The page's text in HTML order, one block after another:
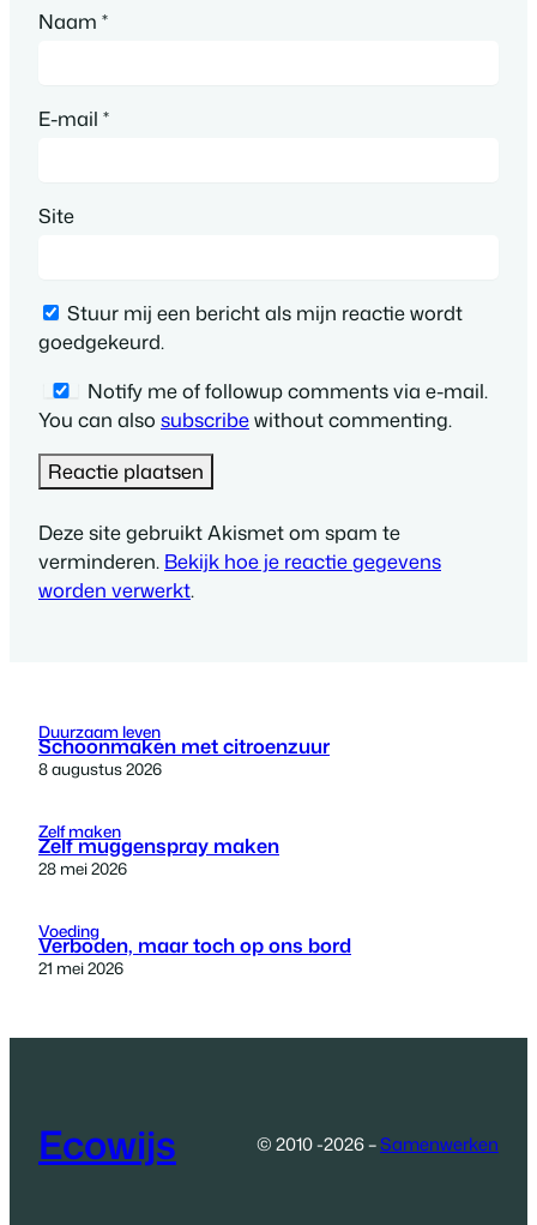
Naam *
E-mail *
Site
Stuur mij een bericht als mijn reactie wordt
goedgekeurd.
Notify me of followup comments via e-mail.
You can also subscribewithout commenting.
Deze site gebruikt Akismet om spam te
verminderen. Bekijk hoe je reactie gegevens
worden verwerkt.
Duurzaam leven
Schoonmaken met citroenzuur
8 augustus 2026
Zelf maken
Zelf muggenspray maken
28 mei 2026
Voeding
Verboden, maar toch op ons bord
21 mei 2026
Ecowijs © 2010 -2026 –Samenwerken